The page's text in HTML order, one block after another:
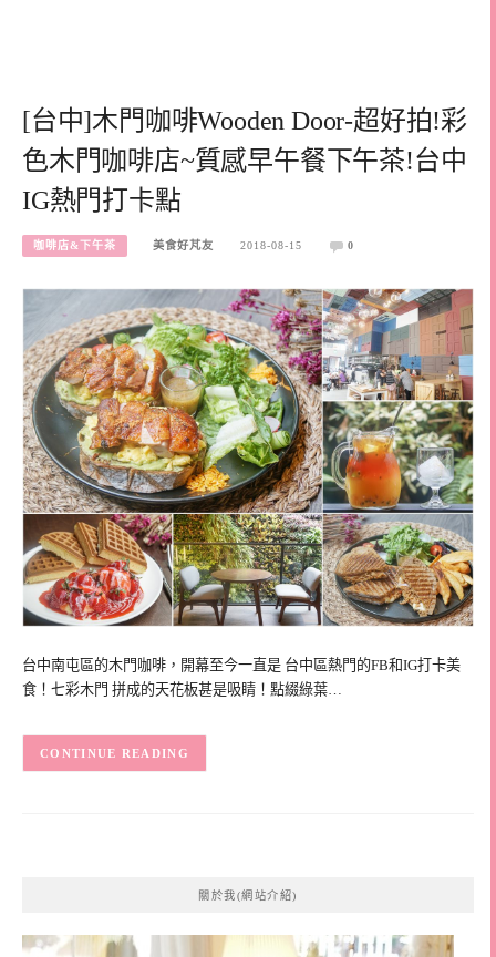
[台中]木門咖啡Wooden Door-超好拍!彩
色木門咖啡店~質感早午餐下午茶!台中
IG熱門打卡點
咖啡店&下午茶 美食好芃友 2018-08-15 0
台中南屯區的木門咖啡，開幕至今一直是 台中區熱門的FB和IG打卡美
食！七彩木門 拼成的天花板甚是吸睛！點綴綠葉…
CONTINUE READING
關於我(網站介紹)